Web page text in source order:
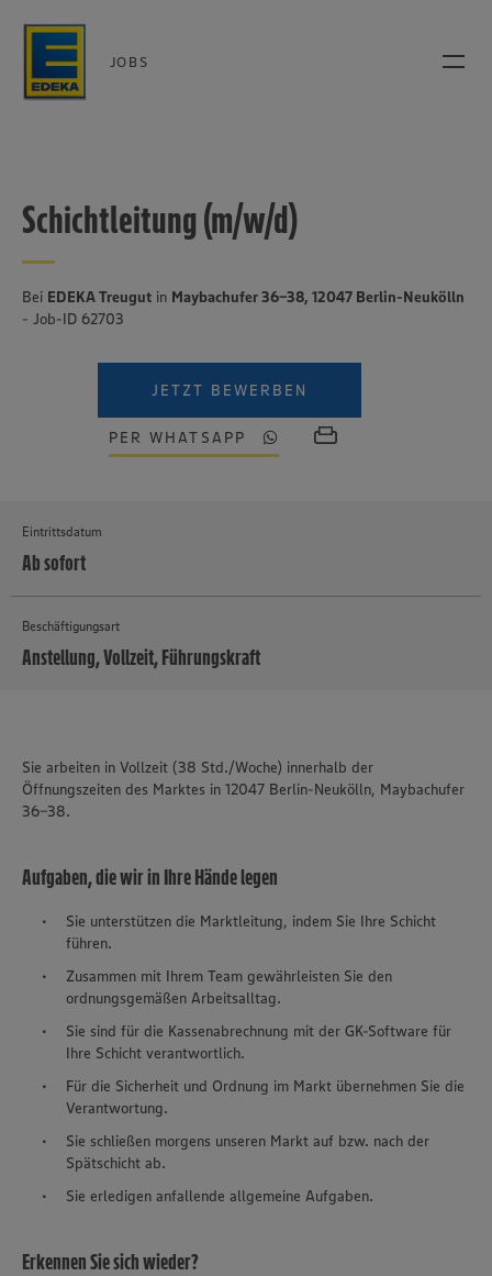
JOBS
Schichtleitung (m/w/d)
Bei EDEKA Treugut in Maybachufer 36-38, 12047 Berlin-Neukölln
- Job-ID 62703
JETZT BEWERBEN
PER WHATSAPP
Eintrittsdatum
Ab sofort
Beschäftigungsart
Anstellung, Vollzeit, Führungskraft
Sie arbeiten in Vollzeit (38 Std./Woche) innerhalb der
Öffnungszeiten des Marktes in 12047 Berlin-Neukölln, Maybachufer
36-38.
Aufgaben, die wir in Ihre Hände legen
Sie unterstützen die Marktleitung, indem Sie Ihre Schicht
führen.
Zusammen mit Ihrem Team gewährleisten Sie den
ordnungsgemäßen Arbeitsalltag.
Sie sind für die Kassenabrechnung mit der GK-Software für
Ihre Schicht verantwortlich.
Für die Sicherheit und Ordnung im Markt übernehmen Sie die
Verantwortung.
Sie schließen morgens unseren Markt auf bzw. nach der
Spätschicht ab.
Sie erledigen anfallende allgemeine Aufgaben.
Erkennen Sie sich wieder?